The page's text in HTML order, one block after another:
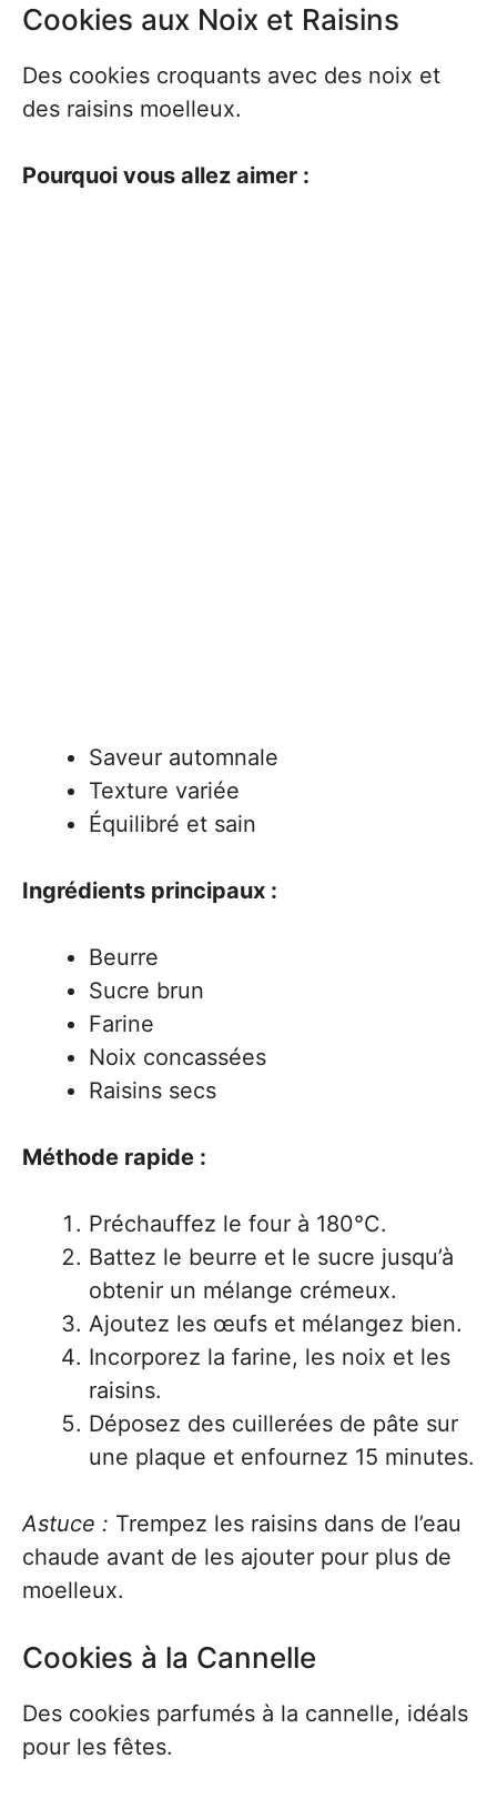
Cookies aux Noix et Raisins
Des cookies croquants avec des noix et
des raisins moelleux.
Pourquoi vous allez aimer :
Saveur automnale
Texture variée
Équilibré et sain
Ingrédients principaux :
Beurre
Sucre brun
Farine
Noix concassées
Raisins secs
Méthode rapide :
Préchauffez le four à 180°C.
Battez le beurre et le sucre jusqu’à
obtenir un mélange crémeux.
Ajoutez les œufs et mélangez bien.
Incorporez la farine, les noix et les
raisins.
Déposez des cuillerées de pâte sur
une plaque et enfournez 15 minutes.
Astuce : Trempez les raisins dans de l’eau
chaude avant de les ajouter pour plus de
moelleux.
Cookies à la Cannelle
Des cookies parfumés à la cannelle, idéals
pour les fêtes.